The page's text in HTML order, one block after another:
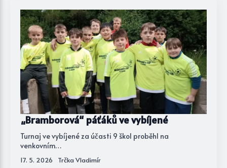
„Bramborová“ páťáků ve vybíjené
17. 5. 2026 Trčka Vladimír
Turnaj ve vybíjené za účasti 9 škol proběhl na
venkovním…